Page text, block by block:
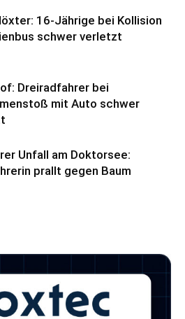
16-Jährige bei Kollision
schwer verletzt
Dreiradfahrer bei
mit Auto schwer
Unfall am Doktorsee:
prallt gegen Baum